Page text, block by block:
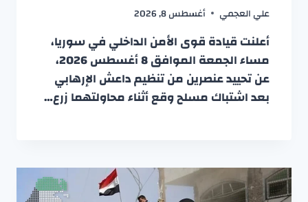
علي العجمي أغسطس 8, 2026
أعلنت قيادة قوى الأمن الداخلي في سوريا،
مساء الجمعة الموافق 8 أغسطس 2026،
عن تحييد عنصرين من تنظيم داعش الإرهابي
بعد اشتباك مسلح وقع أثناء محاولتهما زرع…